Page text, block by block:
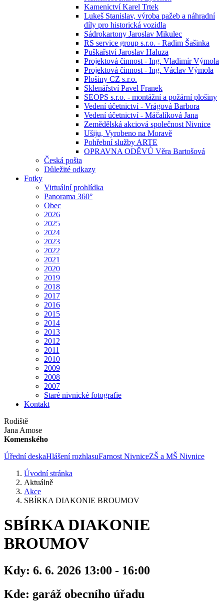
Kamenictví Karel Trtek
Lukeš Stanislav, výroba pažeb a náhradní
díly pro historická vozidla
Sádrokartony Jaroslav Mikulec
RS service group s.r.o. - Radim Šašinka
Puškařství Jaroslav Haluza
Projektová činnost - Ing. Vladimír Výmola
Projektová činnost - Ing. Václav Výmola
Plošiny CZ s.r.o.
Sklenářství Pavel Franek
SEOPS s.r.o. - montážní a požární plošiny
Vedení účetnictví - Vrágová Barbora
Vedení účetnictví - Máčalíková Jana
Zemědělská akciová společnost Nivnice
Ušiju, Vyrobeno na Moravě
Pohřební služby ARTE
OPRAVNA ODĚVŮ Věra Bartošová
Česká pošta
Důležité odkazy
Fotky
Virtuální prohlídka
Panorama 360°
Obec
2026
2025
2024
2023
2022
2021
2020
2019
2018
2017
2016
2015
2014
2013
2012
2011
2010
2009
2008
2007
Staré nivnické fotografie
Kontakt
Rodiště
Jana Amose
Komenského
Úřední deskaHlášení rozhlasuFarnost NivniceZŠ a MŠ Nivnice
Úvodní stránka
Aktuálně
Akce
SBÍRKA DIAKONIE BROUMOV
SBÍRKA DIAKONIE
BROUMOV
Kdy: 6. 6. 2026 13:00 - 16:00
Kde: garáž obecního úřadu